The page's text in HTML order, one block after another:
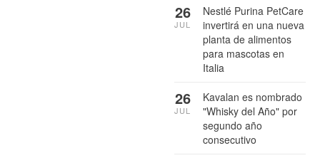
Nestlé Purina PetCare
invertirá en una nueva
planta de alimentos
para mascotas en
Italia
26
JUL
Kavalan es nombrado
"Whisky del Año" por
segundo año
consecutivo
26
JUL